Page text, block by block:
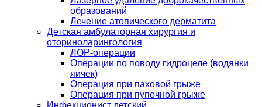
образований
Лечение атопического дерматита
Детская амбулаторная хирургия и
оториноларингология
ЛОР-операции
Операции по поводу гидроцеле (водянки
яичек)
Операция при паховой грыже
Операция при пупочной грыже